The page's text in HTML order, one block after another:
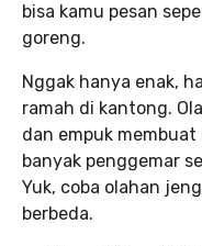
bisa kamu pesan
goreng.
Nggak hanya enak,
ramah di kantong.
dan empuk
banyak penggemar
Yuk, coba olahan
berbeda.